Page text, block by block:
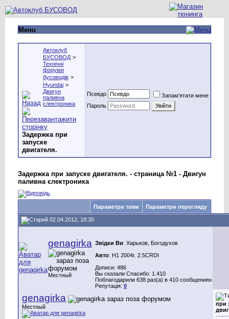
Menu
Автоклуб
БУСОВОД >
Технічні
форуми
бусоводів >
Hyundai >
Двигун
паливна
єлектроника
Задержка при
запуске
двигателя.
Псевдо
Запам'ятати мене
Пароль
Задержка при запуске двигателя. - страница №1 - Двигун
паливна єлектроника
Параметри теми Параметри перегляду
02.04.2012, 18:30
genagirka
Местный
Звідки Ви: Харьков, Богодухов
Авто: H1 2004г. 2.5CRDI
Дописи: 486
Вы сказали Спасибо: 1.410
Поблагодарили 638 раз(а) в 410 сообщениях
Репутація: 0
genagirka
Местный
при